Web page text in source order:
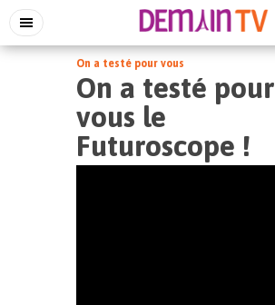
On a testé pour vous
On a testé pour
vous le
Futuroscope !